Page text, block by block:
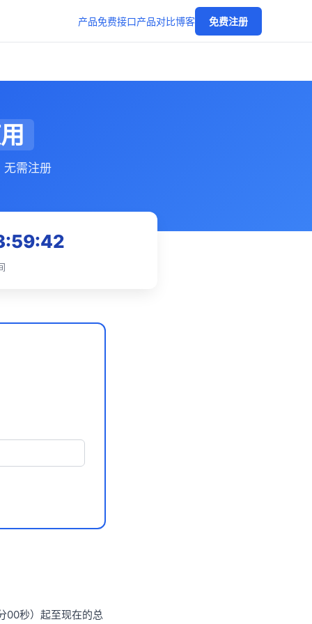
产品免费接口产品对比博客 免费注册
无需注册
00秒）起至现在的总